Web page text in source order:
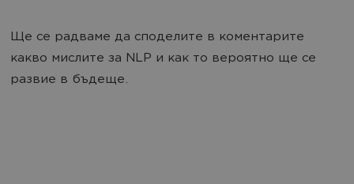
Ще се радваме да споделите в коментарите
какво мислите за NLP и как то вероятно ще се
развие в бъдеще.